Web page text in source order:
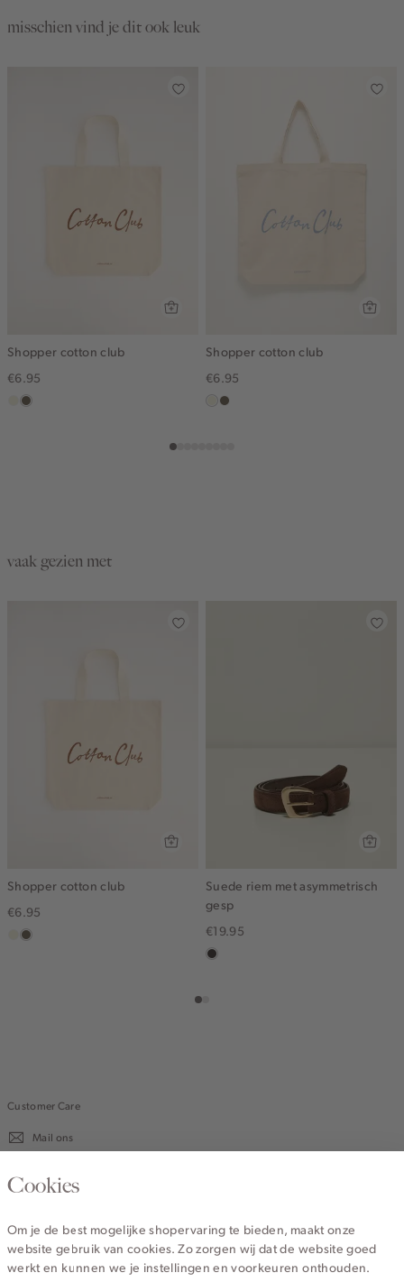
misschien vind je dit ook leuk
Shopper cotton club
€6.95
ecrulichtbruin
Shopper cotton club
€6.95
ecrulichtbruin
vaak gezien met
Shopper cotton club
€6.95
ecrulichtbruin
Suede riem met asymmetrisch
gesp
€19.95
choco
Customer Care
Mail ons
020 - 3412 670
Service
Cookies
Om je de best mogelijke shopervaring te bieden, maakt onze
website gebruik van cookies. Zo zorgen wij dat de website goed
werkt en kunnen we je instellingen en voorkeuren onthouden.